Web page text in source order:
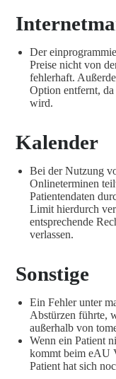
Der
Preise nicht von
fehlerhaft.
Option entfernt,
wird.
Kalender
Bei der Nutzung
Onlineterminen
Patientendaten
Limit hierdurch
entsprechende
verlassen.
Sonstige
Ein Fehler unter
Abstürzen führte,
außerhalb von
Wenn ein Patient
kommt beim eAU
Patient hat sich